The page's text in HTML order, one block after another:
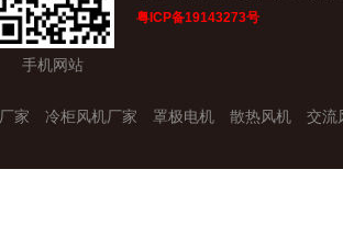
手机网站
粤ICP备19143273号
家 冷柜风机厂家 罩极电机 散热风机 交流